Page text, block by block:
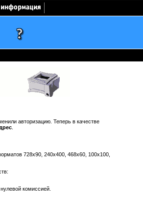
авторизацию. Теперь в качестве
728x90, 240x400, 468x60, 100x100,
комиссией.